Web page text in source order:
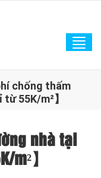
chống thấm
55K/m²】
nhà tại
m²】